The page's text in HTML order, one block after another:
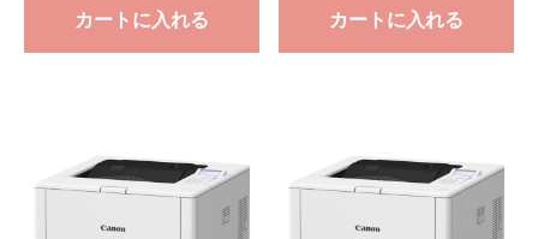
カートに入れる カートに入れる